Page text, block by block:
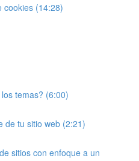
cookies (14:28)
temas? (6:00)
de tu sitio web (2:21)
sitios con enfoque a un